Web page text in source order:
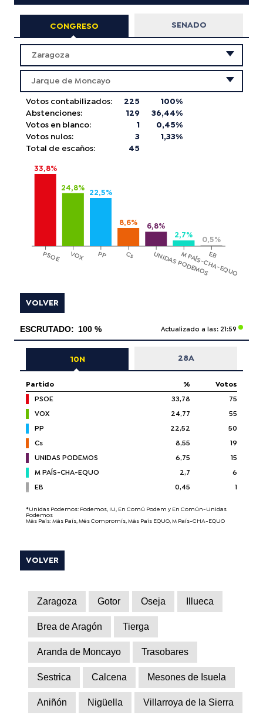
CONGRESO SENADO
Zaragoza
Jarque de Moncayo
Votos contabilizados: 225 100%
Abstenciones:
129 36,44%
Votos en blanco:
1 0,45%
Votos nulos:
3 1,33%
Total de escaños:
45
PSOE VOX PP Cs UNIDAS PODEMOS
M PAÍS-CHA-EQUO
EB
33,8%
24,8%
22,5%
8,6% 6,8%
2,7%
0,5%
VOLVER
ESCRUTADO: 100 % Actualizado a las: 21:59
10N 28A
Partido %
Votos
PSOE
33,78
75
VOX
24,77
55
PP
22,52
50
Cs
8,55
19
UNIDAS PODEMOS
6,75
15
M PAÍS-CHA-EQUO
2,7
6
EB
0,45 1
*Unidas Podemos: Podemos, IU, En Comú Podem y En Común-Unidas
Podemos​
Más País: Más País, Més Compromís, Más País EQUO, M País-CHA-EQUO
VOLVER
Zaragoza Gotor Oseja Illueca
Brea de Aragón Tierga
Aranda de Moncayo Trasobares
Sestrica Calcena Mesones de Isuela
Aniñón Nigüella Villarroya de la Sierra